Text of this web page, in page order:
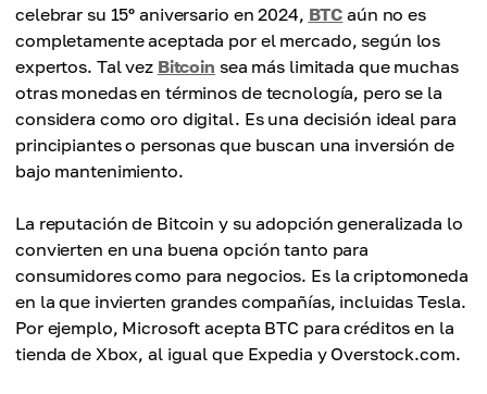
celebrar su 15º aniversario en 2024, BTC aún no es
completamente aceptada por el mercado, según los
expertos. Tal vez Bitcoin sea más limitada que muchas
otras monedas en términos de tecnología, pero se la
considera como oro digital. Es una decisión ideal para
principiantes o personas que buscan una inversión de
bajo mantenimiento.
La reputación de Bitcoin y su adopción generalizada lo
convierten en una buena opción tanto para
consumidores como para negocios. Es la criptomoneda
en la que invierten grandes compañías, incluidas Tesla.
Por ejemplo, Microsoft acepta BTC para créditos en la
tienda de Xbox, al igual que Expedia y Overstock.com.